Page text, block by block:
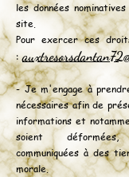
les données
site.
Pour exercer ces
:
- Je m'engage à
nécessaires afin de
informations et
soient
communiquées à des
morale.